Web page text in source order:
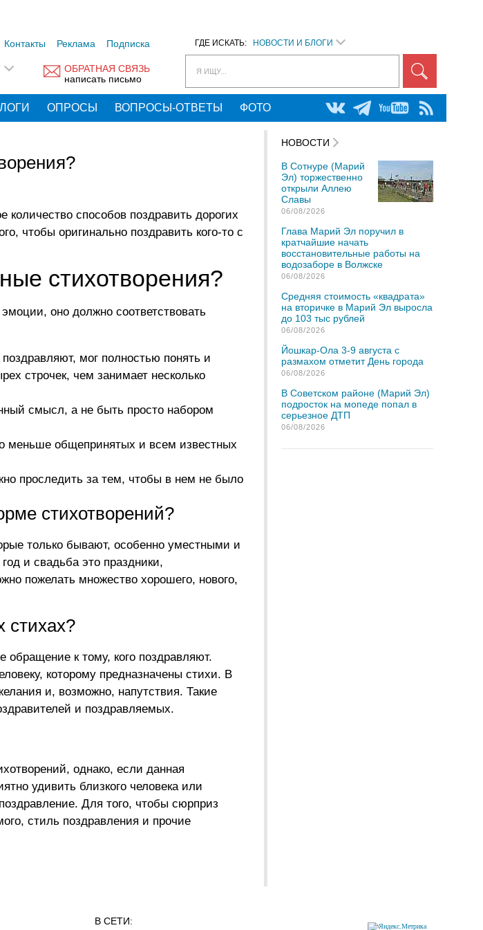
ГДЕ ИСКАТЬ: НОВОСТИ И БЛОГИ
Я ИЩУ...
Контакты Реклама Подписка
ОБРАТНАЯ СВЯЗЬ
написать письмо
ОПРОСЫ ВОПРОСЫ-ОТВЕТЫ ФОТО
способов поздравить дорогих
чтобы оригинально поздравить кого-то с
стихотворения?
оно должно соответствовать
мог полностью понять и
строчек, чем занимает несколько
смысл, а не быть просто набором
меньше общепринятых и всем известных
проследить за тем, чтобы в нем не было
стихотворений?
только бывают, особенно уместными и
и свадьба это праздники,
пожелать множество хорошего, нового,
стихах?
к тому, кого поздравляют.
которому предназначены стихи. В
и, возможно, напутствия. Такие
и поздравляемых.
однако, если данная
удивить близкого человека или
Для того, чтобы сюрприз
стиль поздравления и прочие
НОВОСТИ
В Сотнуре (Марий
Эл) торжественно
открыли Аллею
Славы
06/08/2026
Глава Марий Эл поручил в
кратчайшие начать
восстановительные работы на
водозаборе в Волжске
06/08/2026
Средняя стоимость «квадрата»
на вторичке в Марий Эл выросла
до 103 тыс рублей
06/08/2026
Йошкар-Ола 3-9 августа с
размахом отметит День города
06/08/2026
В Советском районе (Марий Эл)
подросток на мопеде попал в
серьезное ДТП
06/08/2026
В СЕТИ: